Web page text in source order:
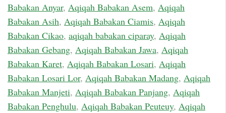
Babakan Anyar, Aqiqah Babakan Asem, Aqiqah
Babakan Asih, Aqiqah Babakan Ciamis, Aqiqah
Babakan Cikao, aqiqah babakan ciparay, Aqiqah
Babakan Gebang, Aqiqah Babakan Jawa, Aqiqah
Babakan Karet, Aqiqah Babakan Losari, Aqiqah
Babakan Losari Lor, Aqiqah Babakan Madang, Aqiqah
Babakan Manjeti, Aqiqah Babakan Panjang, Aqiqah
Babakan Penghulu, Aqiqah Babakan Peuteuy, Aqiqah